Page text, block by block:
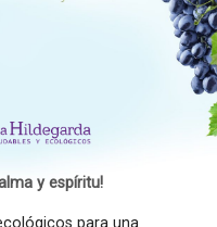
y espíritu!
para una